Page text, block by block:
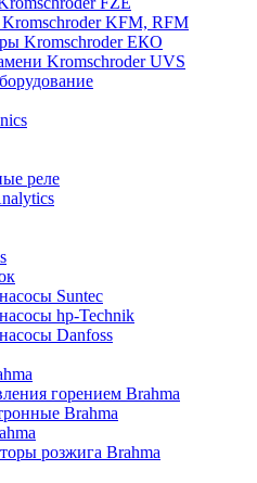
KFM, RFM
Kromschroder ЕКО
Kromschroder UVS
реле
Suntec
hp-Technik
Danfoss
горением Brahma
Brahma
розжига Brahma